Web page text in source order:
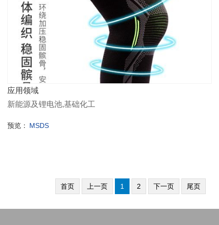
应用领域
新能源及锂电池,基础化工
预览： MSDS
首页 上一页 1 2 下一页 尾页